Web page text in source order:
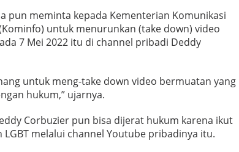
pun meminta kepada Kementerian Komunikasi
untuk menurunkan (take down) video
7 Mei 2022 itu di channel pribadi Deddy
untuk meng-take down video bermuatan yang
hukum,” ujarnya.
Corbuzier pun bisa dijerat hukum karena ikut
melalui channel Youtube pribadinya itu.